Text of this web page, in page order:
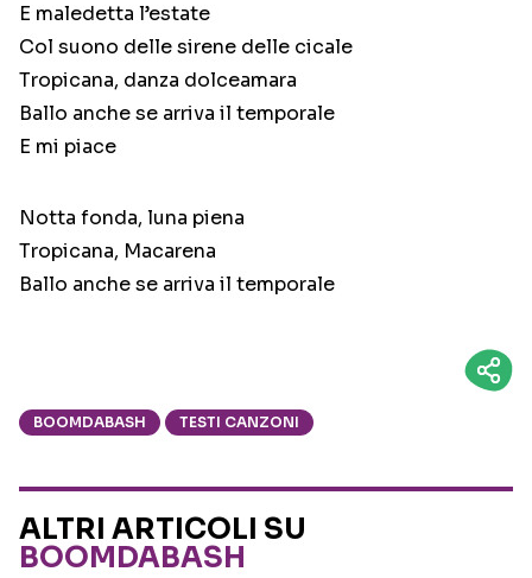
E maledetta l’estate
Col suono delle sirene delle cicale
Tropicana, danza dolceamara
Ballo anche se arriva il temporale
E mi piace
Notta fonda, luna piena
Tropicana, Macarena
Ballo anche se arriva il temporale
BOOMDABASH TESTI CANZONI
ALTRI ARTICOLI SU
BOOMDABASH